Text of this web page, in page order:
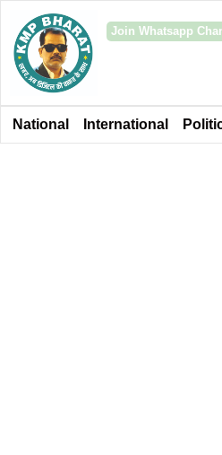
Join Whatsapp
National International